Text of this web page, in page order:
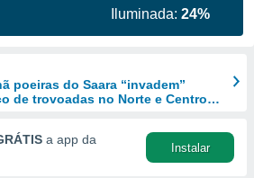
Iluminada:24%
poeiras do Saara “invadem”
de trovoadas no Norte e Centro
a app da
Instalar